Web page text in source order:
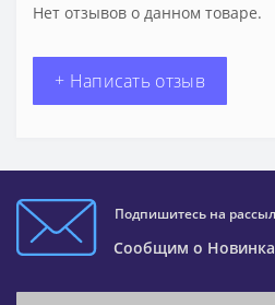
Нет отзывов о данном товаре.
+ Написать отзыв
Подпишитесь на
Сообщим о